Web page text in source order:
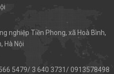
nghiệp Tiền Phong, xã Hoà Bình,
Hà Nội
5479/ 3 640 3731/ 0913578498